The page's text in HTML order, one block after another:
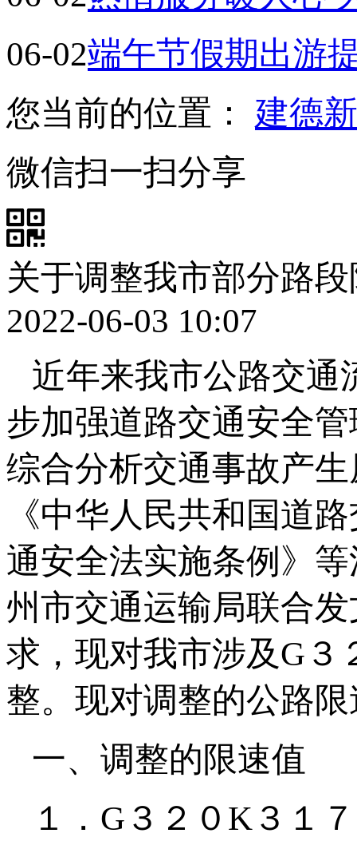
06-02端午节假期出游
您当前的位置： 建德
微信扫一扫分享
关于调整我市部分路
2022-06-03 10:07
近年来我市公路交通
步加强道路交通安全
综合分析交通事故产
《中华人民共和国道
通安全法实施条例》
州市交通运输局联合
求，现对我市涉及G３
整。现对调整的公路
一、调整的限速值
１．G３２０K３１